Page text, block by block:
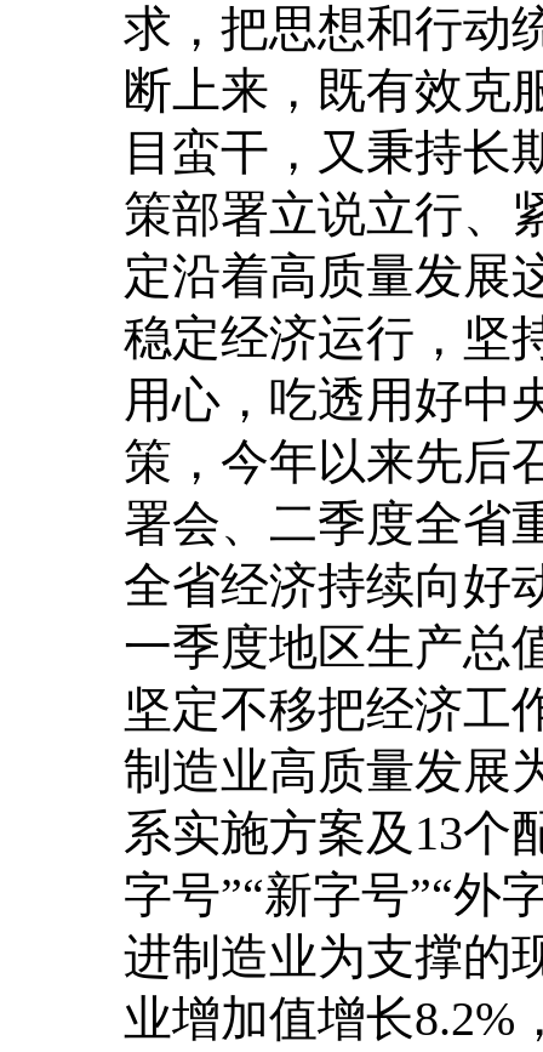
求，把思想和行动
断上来，既有效克
目蛮干，又秉持长
策部署立说立行、
定沿着高质量发展
稳定经济运行，坚
用心，吃透用好中
策，今年以来先后
署会、二季度全省
全省经济持续向好
一季度地区生产总
坚定不移把经济工
制造业高质量发展
系实施方案及13个
字号”“新字号”“外
进制造业为支撑的
业增加值增长8.2%